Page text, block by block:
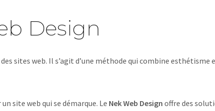
Design
sites web. Il s’agit d’une méthode qui combine
site web qui se démarque. Le Nek Web Design offre des